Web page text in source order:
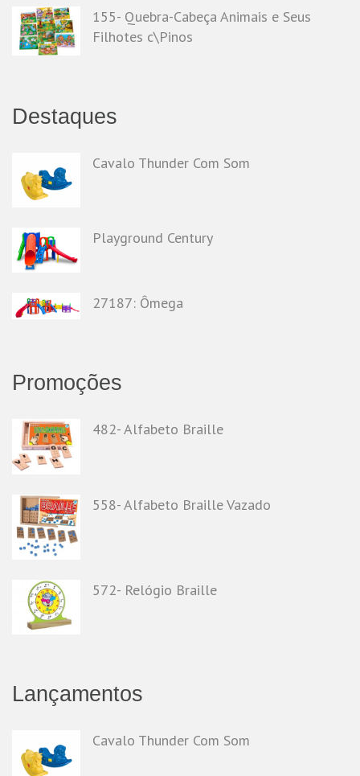
155- Quebra-Cabeça Animais e Seus
Filhotes c\Pinos
Destaques
Cavalo Thunder Com Som
Playground Century
27187: Ômega
Promoções
482- Alfabeto Braille
558- Alfabeto Braille Vazado
572- Relógio Braille
Lançamentos
Cavalo Thunder Com Som